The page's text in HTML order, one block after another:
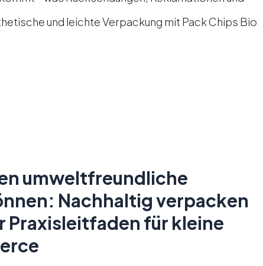
und leichte Verpackung mit Pack Chips Bio
umweltfreundliche
Nachhaltig verpacken
Praxisleitfaden für kleine